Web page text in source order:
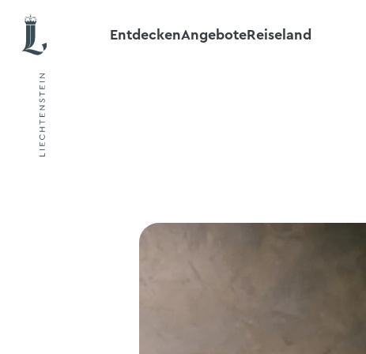
EntdeckenAngeboteReiseland